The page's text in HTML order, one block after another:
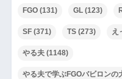
FGO (131) GL (123)
SF (371) TS (273) え
やる夫 (1148)
やる夫で学ぶFGOバビロンの